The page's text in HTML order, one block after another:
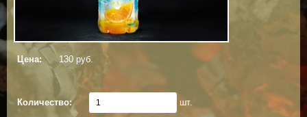
Цена: 130 руб.
Количество: шт.